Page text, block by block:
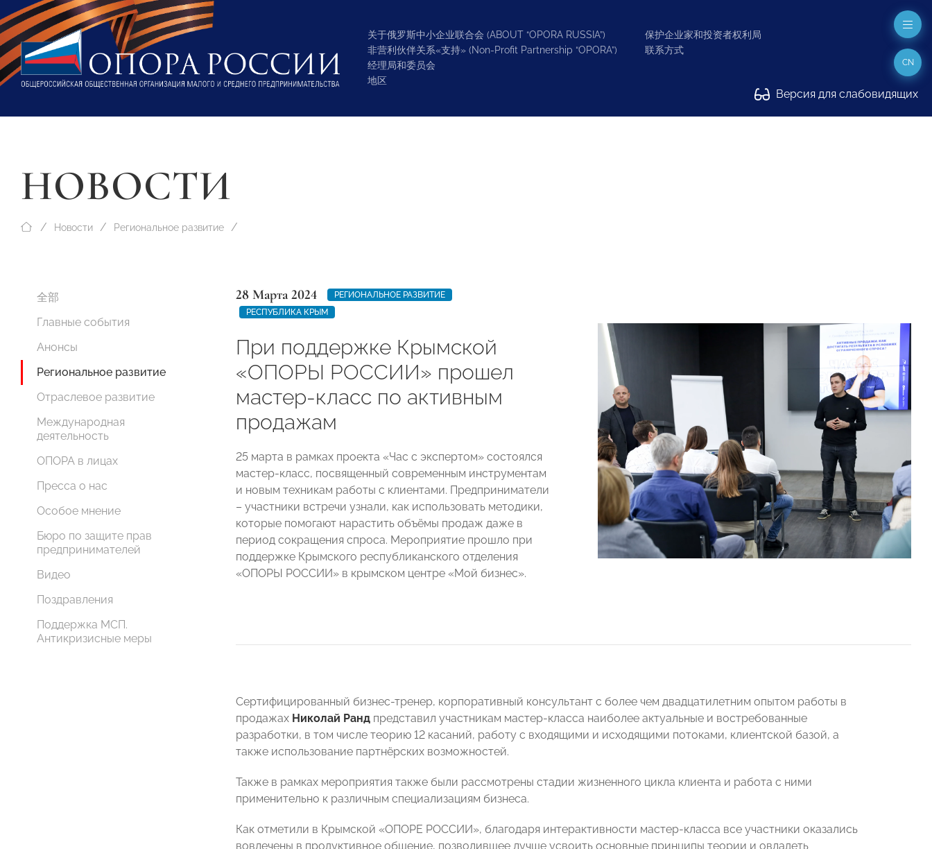
关于俄罗斯中小企业联合会 (ABOUT “OPORA RUSSIA”)
非营利伙伴关系«支持» (Non-Profit Partnership “OPORA”)
经理局和委员会
地区
保护企业家和投资者权利局
联系方式
Версия для слабовидящих
CN
НОВОСТИ
Новости Региональное развитие
全部
Главные события
Анонсы
Региональное развитие
Отраслевое развитие
Международная
деятельность
ОПОРА в лицах
Пресса о нас
Особое мнение
Бюро по защите прав
предпринимателей
Видео
Поздравления
Поддержка МСП.
Антикризисные меры
28 Марта 2024
РЕГИОНАЛЬНОЕ РАЗВИТИЕ
РЕСПУБЛИКА КРЫМ
При поддержке Крымской
«ОПОРЫ РОССИИ» прошел
мастер-класс по активным
продажам
25 марта в рамках проекта «Час с экспертом» состоялся
мастер-класс, посвященный современным инструментам
и новым техникам работы с клиентами. Предприниматели
– участники встречи узнали, как использовать методики,
которые помогают нарастить объёмы продаж даже в
период сокращения спроса. Мероприятие прошло при
поддержке Крымского республиканского отделения
«ОПОРЫ РОССИИ» в крымском центре «Мой бизнес».
Сертифицированный бизнес-тренер, корпоративный консультант с более чем двадцатилетним опытом работы в
продажах Николай Ранд представил участникам мастер-класса наиболее актуальные и востребованные
разработки, в том числе теорию 12 касаний, работу с входящими и исходящими потоками, клиентской базой, а
также использование партнёрских возможностей.
Также в рамках мероприятия также были рассмотрены стадии жизненного цикла клиента и работа с ними
применительно к различным специализациям бизнеса.
Как отметили в Крымской «ОПОРЕ РОССИИ», благодаря интерактивности мастер-класса все участники оказались
вовлечены в продуктивное общение, позволившее лучше усвоить основные принципы теории и овладеть